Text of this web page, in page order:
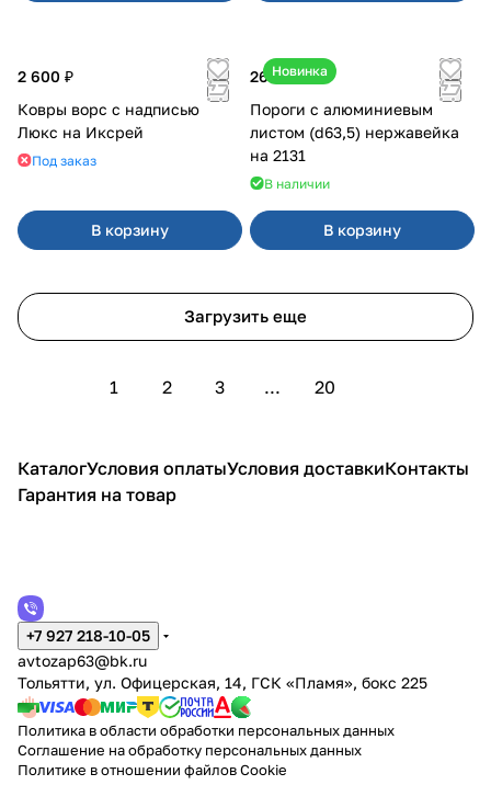
2 600 ₽
Ковры ворс с надписью
Люкс на Иксрей
Под заказ
В корзину
Новинка
26 520 ₽
Пороги с алюминиевым
листом (d63,5) нержавейка
на 2131
В наличии
В корзину
Загрузить еще
1 2 3 ... 20
КаталогУсловия оплатыУсловия доставкиКонтакты
Гарантия на товар
+7 927 218-10-05
avtozap63@bk.ru
Тольятти, ул. Офицерская, 14, ГСК «Пламя», бокс 225
Политика в области обработки персональных данных
Соглашение на обработку персональных данных
Политике в отношении файлов Cookie